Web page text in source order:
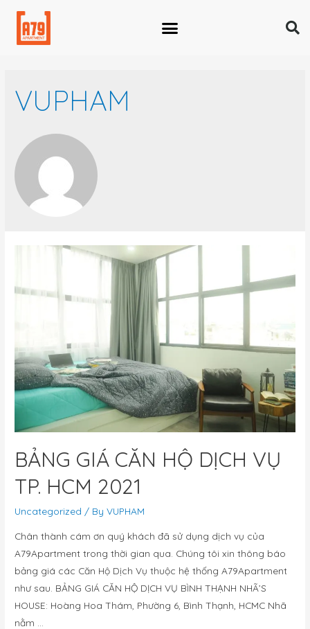
VUPHAM
BẢNG GIÁ CĂN HỘ DỊCH VỤ
TP. HCM 2021
Uncategorized / ByVUPHAM
Chân thành cám ơn quý khách đã sử dụng dịch vụ của
A79Apartment trong thời gian qua. Chúng tôi xin thông báo
bảng giá các Căn Hộ Dịch Vụ thuộc hệ thống A79Apartment
như sau. BẢNG GIÁ CĂN HỘ DỊCH VỤ BÌNH THẠNH NHÃ’S
HOUSE: Hoàng Hoa Thám, Phường 6, Bình Thạnh, HCMC Nhã
nằm …